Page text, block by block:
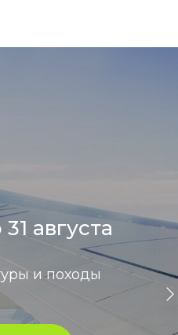
августа
и походы